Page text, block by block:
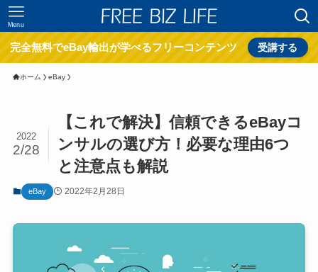
Menu
完全無料でeBay輸出が学べるフリーコンテンツ 受講する
ホーム eBay
【これで解決】信頼できるeBayコ
ンサルの選び方！必要な理由6つ
と注意点も解説
2022
2/28
eBay 2022年2月28日